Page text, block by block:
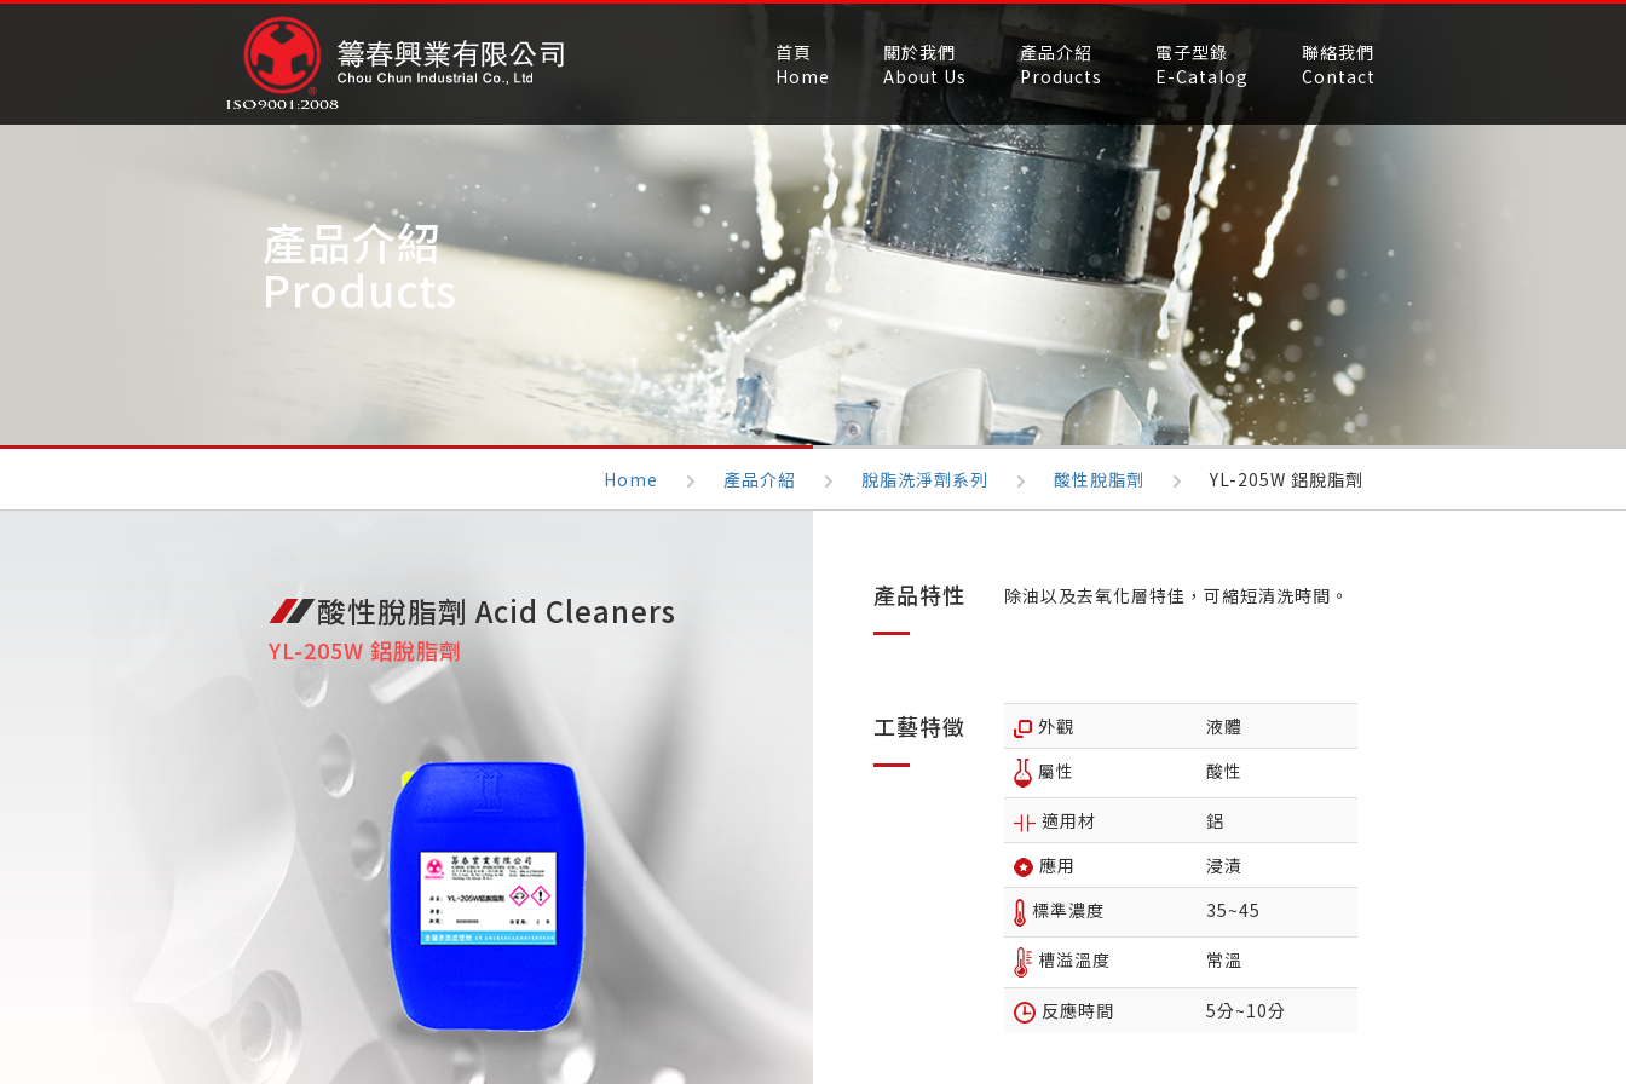
首頁
Home
關於我們
About Us
產品介紹
Products
電子型錄
E-Catalog
聯絡我們
Contact
產品介紹
Products
Home 產品介紹 脫脂洗淨劑系列 酸性脫脂劑 YL-205W 鋁脫脂劑
酸性脫脂劑 Acid Cleaners
YL-205W 鋁脫脂劑
產品特性 除油以及去氧化層特佳，可縮短清洗時間。
工藝特徵 外觀
液體
屬性
酸性
適用材
鋁
應用
浸漬
標準濃度
35~45
槽溢溫度 常溫
反應時間 5分~10分